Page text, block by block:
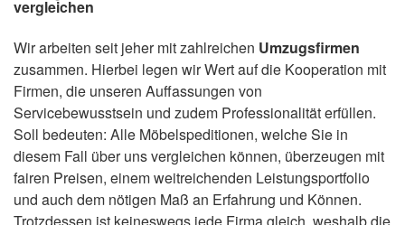
vergleichen
Wir arbeiten seit jeher mit zahlreichen Umzugsfirmen
zusammen. Hierbei legen wir Wert auf die Kooperation mit
Firmen, die unseren Auffassungen von
Servicebewusstsein und zudem Professionalität erfüllen.
Soll bedeuten: Alle Möbelspeditionen, welche Sie in
diesem Fall über uns vergleichen können, überzeugen mit
fairen Preisen, einem weitreichenden Leistungsportfolio
und auch dem nötigen Maß an Erfahrung und Können.
Trotzdessen ist keineswegs jede Firma gleich, weshalb die